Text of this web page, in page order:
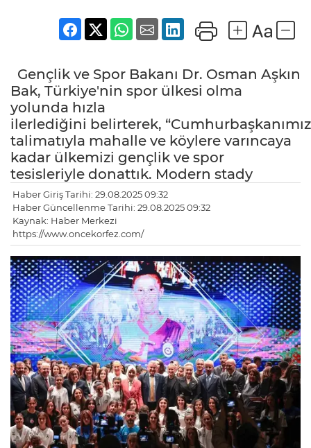
Gençlik ve Spor Bakanı Dr. Osman Aşkın
Bak, Türkiye'nin spor ülkesi olma
yolunda hızla
ilerlediğini belirterek,
talimatıyla mahalle ve köylere varıncaya
kadar ülkemizi gençlik ve spor
tesisleriyle donattık. Modern stady
Haber Giriş Tarihi: 29.08.2025 09:32
Haber Güncellenme Tarihi: 29.08.2025 09:32
Kaynak: Haber Merkezi
https://www.oncekorfez.com/